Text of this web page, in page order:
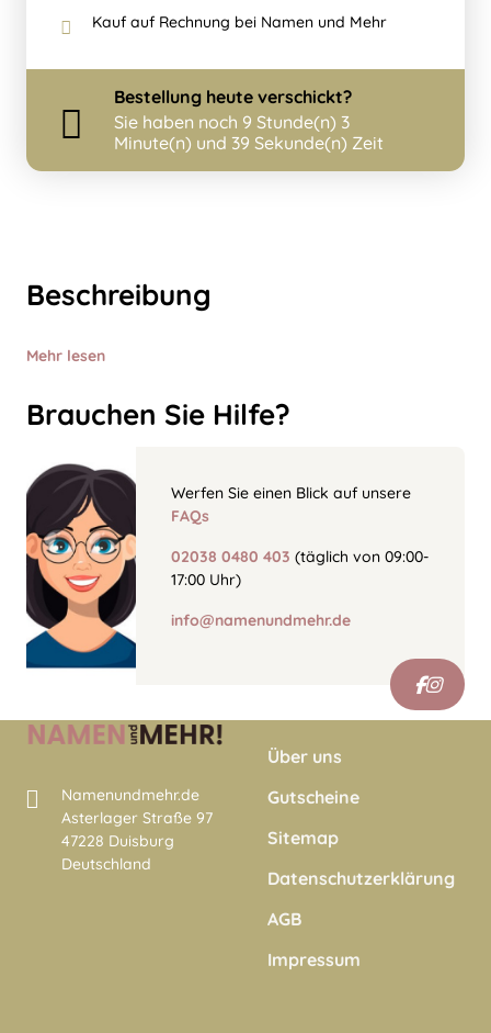
Beschreibung
Mehr lesen
Brauchen Sie Hilfe?
Werfen Sie einen Blick auf unsere
FAQs
02038 0480 403 (täglich von 09:00-
17:00 Uhr)
info@namenundmehr.de
Kauf auf Rechnung bei Namen und Mehr
Bestellung heute verschickt?
Sie haben noch 9 Stunde(n) 3
Minute(n) und 39 Sekunde(n) Zeit
Namenundmehr.de
Asterlager Straße 97
47228 Duisburg
Deutschland
Über uns
Gutscheine
Sitemap
Datenschutzerklärung
AGB
Impressum